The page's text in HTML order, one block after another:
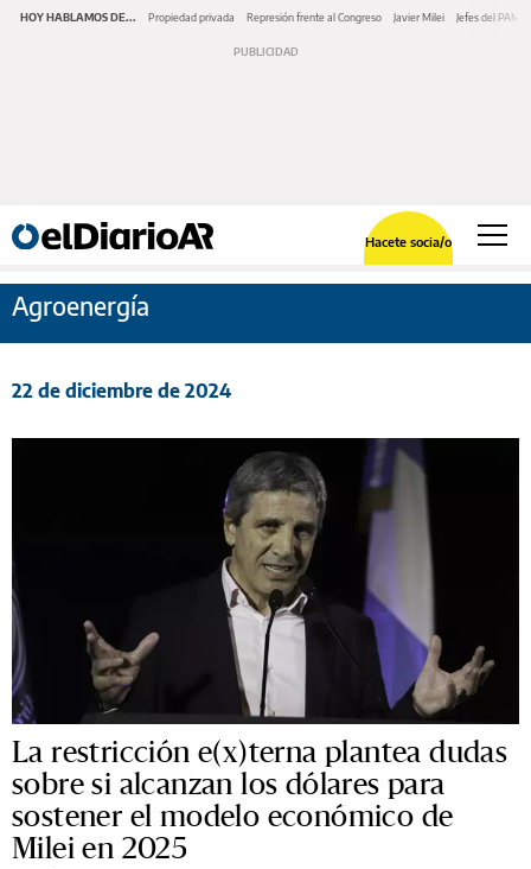
HOY HABLAMOS DE... Propiedad privada Represión frente al Congreso Javier Milei Jefes del PAMI
Hacete socia/o
Agroenergía
22 de diciembre de 2024
La restricción e(x)terna plantea dudas
sobre si alcanzan los dólares para
sostener el modelo económico de
Milei en 2025